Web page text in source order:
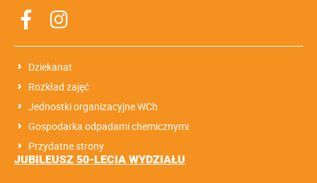
Dziekanat
Rozkład zajęć
Jednostki organizacyjne WCh
Gospodarka odpadami chemicznymi
Przydatne strony
JUBILEUSZ 50-LECIA WYDZIAŁU